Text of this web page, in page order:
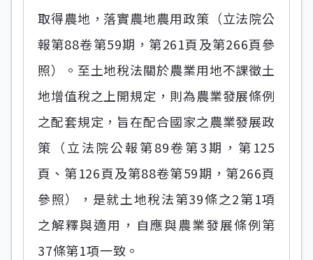
取得農地，落實農地農用政策（立法院公
報第88卷第59期，第261頁及第266頁參
照）。至土地稅法關於農業用地不課徵土
地增值稅之上開規定，則為農業發展條例
之配套規定，旨在配合國家之農業發展政
策（立法院公報第89卷第3期，第125
頁、第126頁及第88卷第59期，第266頁
參照），是就土地稅法第39條之2第1項
之解釋與適用，自應與農業發展條例第
37條第1項一致。